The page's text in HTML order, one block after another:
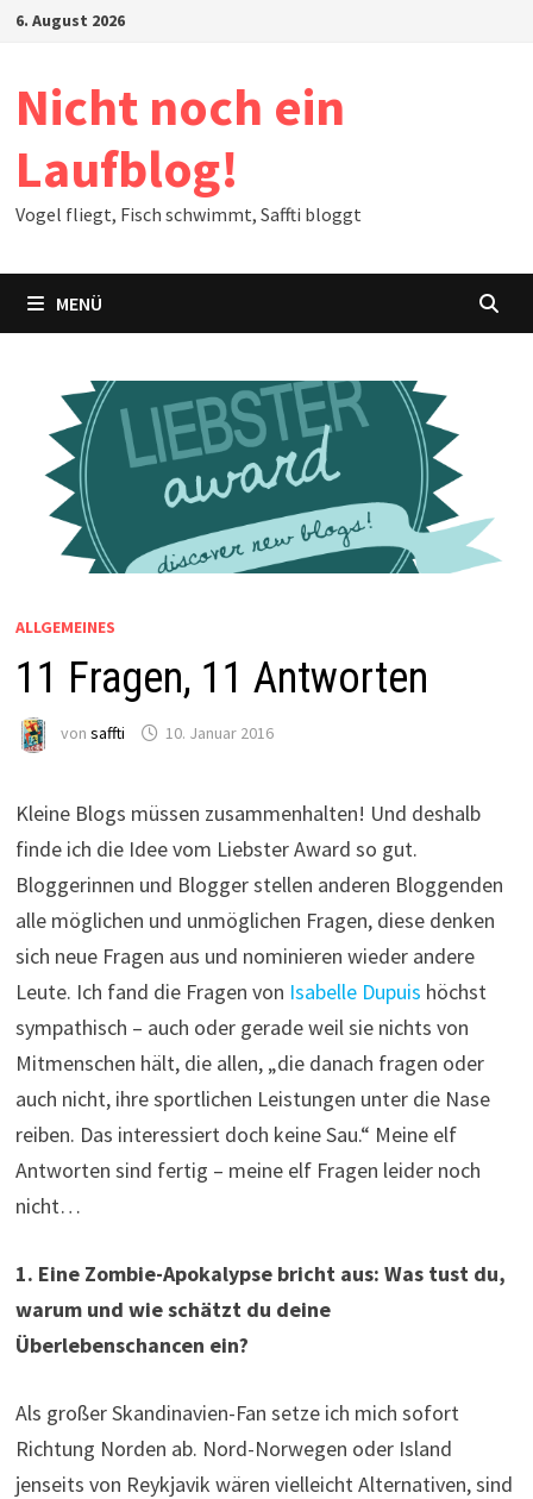
Zum6. August 2026
Nicht noch ein
Laufblog!
Vogel fliegt, Fisch schwimmt, Saffti bloggt
MENÜ
ALLGEMEINES
11 Fragen, 11 Antworten
von saffti 10. Januar 2016
Kleine Blogs müssen zusammenhalten! Und deshalb
finde ich die Idee vom Liebster Award so gut.
Bloggerinnen und Blogger stellen anderen Bloggenden
alle möglichen und unmöglichen Fragen, diese denken
sich neue Fragen aus und nominieren wieder andere
Leute. Ich fand die Fragen von Isabelle Dupuis höchst
sympathisch – auch oder gerade weil sie nichts von
Mitmenschen hält, die allen, „die danach fragen oder
auch nicht, ihre sportlichen Leistungen unter die Nase
reiben. Das interessiert doch keine Sau.“ Meine elf
Antworten sind fertig – meine elf Fragen leider noch
nicht…
1. Eine Zombie-Apokalypse bricht aus: Was tust du,
warum und wie schätzt du deine
Überlebenschancen ein?
Als großer Skandinavien-Fan setze ich mich sofort
Richtung Norden ab. Nord-Norwegen oder Island
jenseits von Reykjavik wären vielleicht Alternativen, sind